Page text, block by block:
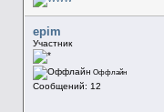
epim
Участник
Оффлайн
Сообщений: 12